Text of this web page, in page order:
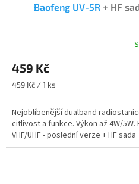
Baofeng UV-5R + HF
produktu
je
4,7
5
hvězdiček.
459 Kč
Měrná
459 Kč / 1 ks
Nejoblíbenější dualband
citlivost a funkce. Výkon až 4W/5W.
VHF/UHF - poslední verze + HF